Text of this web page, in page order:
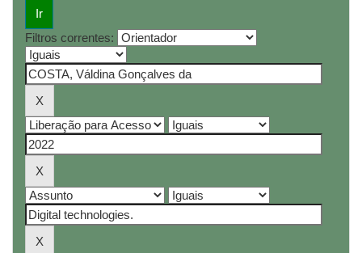
Filtros correntes: